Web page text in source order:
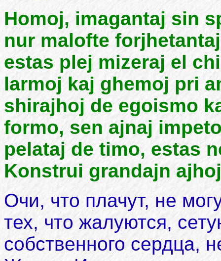
Homoj, imagantaj sin
nur malofte
estas plej mizeraj el
larmoj kaj ghemoj pri
shirajhoj de egoismo
formo, sen ajnaj
pelataj de timo, estas
Konstrui grandajn
Очи, что плачут, не
тех, что жалуются,
собственного сердца,